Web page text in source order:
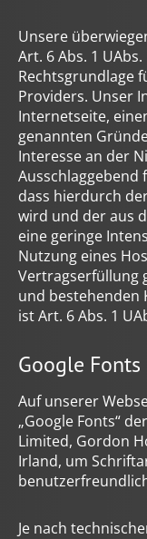
Unsere
Art. 6 Abs. 1
Rechtsgrundlage
Providers. Unser
Internetseite,
genannten
Interesse an der
Ausschlaggebend
dass hierdurch
wird und der aus
eine geringe
Nutzung eines
Vertragserfüllung
und bestehenden
ist Art. 6 Abs. 1
Google Fonts
Auf unserer
„Google Fonts“
Limited, Gordon
Irland, um
Je nach